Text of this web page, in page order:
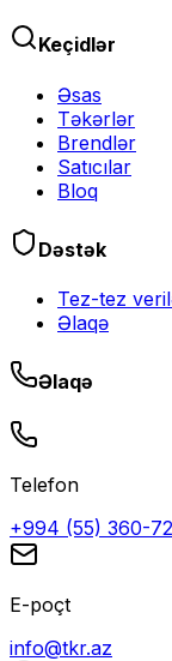
Keçidlər
Əsas
Təkərlər
Brendlər
Satıcılar
Bloq
Dəstək
Tez-tez
Əlaqə
Əlaqə
Telefon
+994 (55) 360-
E-poçt
info@tkr.az